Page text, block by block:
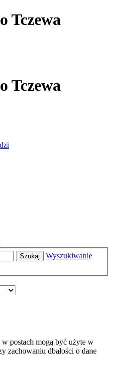
Tczewa
Tczewa
Szukaj
Wyszukiwanie
w postach mogą być użyte w
zachowaniu dbałości o dane